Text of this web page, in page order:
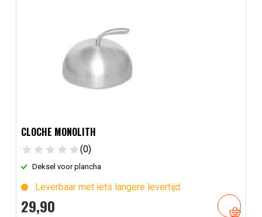
CLOCHE MONOLITH
(0)
Deksel voor plancha
Leverbaar met iets langere levertijd
29,90